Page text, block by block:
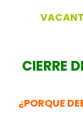
CIERRE
¿PORQUE